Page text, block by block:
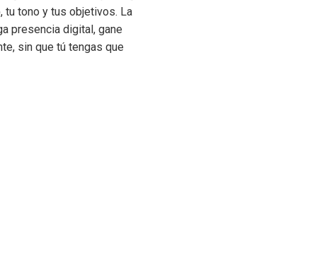
tu tono y tus objetivos. La
presencia digital, gane
sin que tú tengas que